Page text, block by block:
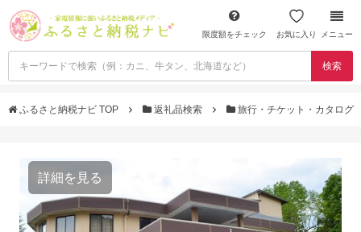
限度額をチェック お気に入り メニュー
検索
ふるさと納税ナビ TOP 返礼品検索 旅行・チケット・カタログ
詳細を見る